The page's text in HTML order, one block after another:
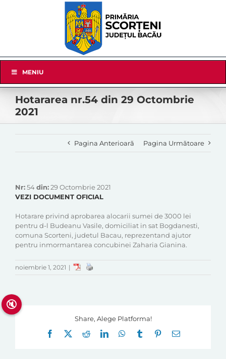
Navigation
MENIU
Hotararea nr.54 din 29 Octombrie
2021
Pagina Anterioară Pagina Următoare
Nr:54din:29 Octombrie 2021
VEZI DOCUMENT OFICIAL
Hotarare privind aprobarea alocarii sumei de 3000 lei
pentru d-l Budeanu Vasile, domiciliat in sat Bogdanesti,
comuna Scorteni, judetul Bacau, reprezentand ajutor
pentru inmormantarea concubinei Zaharia Gianina.
noiembrie 1, 2021 |
Share, Alege Platforma!
Facebook
RedditLinkedInWhatsApp
Tumblr Pinterest
E-
🔇